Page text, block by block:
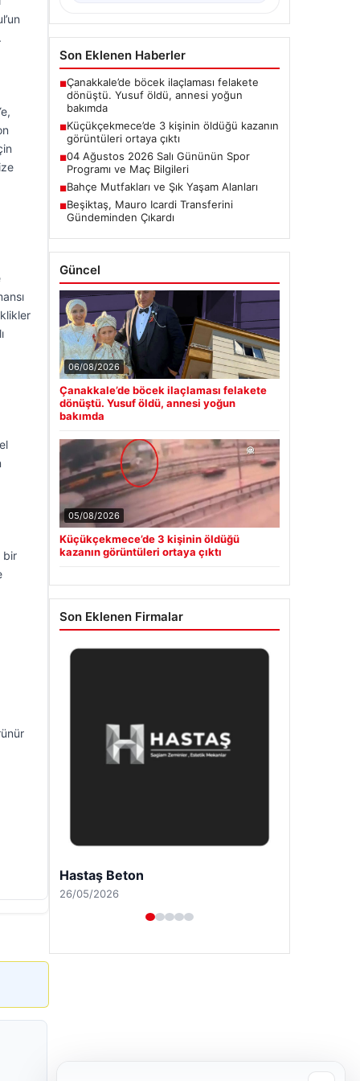
bir
Son Eklenen Haberler
■Çanakkale’de böcek ilaçlaması felakete
dönüştü. Yusuf öldü, annesi yoğun
bakımda
■Küçükçekmece’de 3 kişinin öldüğü kazanın
görüntüleri ortaya çıktı
■04 Ağustos 2026 Salı Gününün Spor
Programı ve Maç Bilgileri
■Bahçe Mutfakları ve Şık Yaşam Alanları
■Beşiktaş, Mauro Icardi Transferini
Gündeminden Çıkardı
Güncel
06/08/2026
Çanakkale’de böcek ilaçlaması felakete
dönüştü. Yusuf öldü, annesi yoğun
bakımda
05/08/2026
Küçükçekmece’de 3 kişinin öldüğü
kazanın görüntüleri ortaya çıktı
Son Eklenen Firmalar
Hastaş Beton
26/05/2026